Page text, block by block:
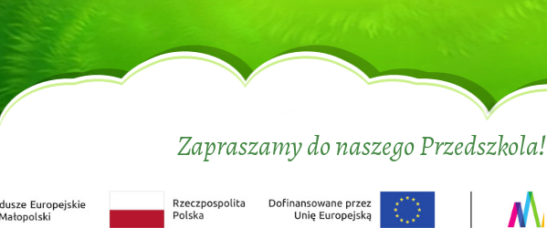
Zapraszamy do naszego Przedszkola!